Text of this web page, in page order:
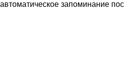
запоминание